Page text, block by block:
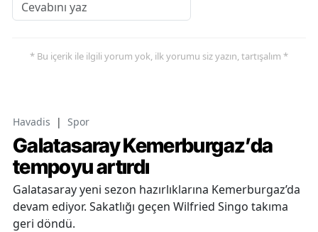
* Bu içerik ile ilgili yorum yok, ilk yorumu siz yazın, tartışalım *
Havadis | Spor
Galatasaray Kemerburgaz’da
tempoyu artırdı
Galatasaray yeni sezon hazırlıklarına Kemerburgaz’da
devam ediyor. Sakatlığı geçen Wilfried Singo takıma
geri döndü.